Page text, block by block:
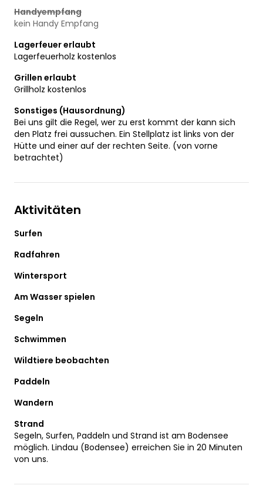
Handyempfang
kein Handy Empfang
Lagerfeuer erlaubt
Lagerfeuerholz kostenlos
Grillen erlaubt
Grillholz kostenlos
Sonstiges (Hausordnung)
Bei uns gilt die Regel, wer zu erst kommt der kann sich
den Platz frei aussuchen. Ein Stellplatz ist links von der
Hütte und einer auf der rechten Seite. (von vorne
betrachtet)
Aktivitäten
Surfen
Radfahren
Wintersport
Am Wasser spielen
Segeln
Schwimmen
Wildtiere beobachten
Paddeln
Wandern
Strand
Segeln, Surfen, Paddeln und Strand ist am Bodensee
möglich. Lindau (Bodensee) erreichen Sie in 20 Minuten
von uns.